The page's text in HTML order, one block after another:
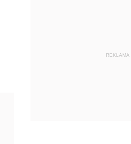
REKLAMA